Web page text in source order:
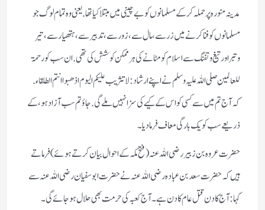
مدینہ منورہ پر حملہ کرکے مسلمانوں کو بے چینی میں مبتلا کیا تھا. یعنی وہ تمام لوگ جو
مسلمانوں کو فنا کرنے میں زر سے، مال سے، زور سے، تدبیر سے، ہتھیار سے، تیر
وتبر اور تیغ و تفنگ سے اسلام کو مٹانے کی ہر ممکن کوشش کی تھی. ان سب کو رحمۃ
للعالمین صلی اللہ علیہ وسلم نے اپنے ارشاد: لا تثریب علیکم الیوم اذهبوا انتم الطلقاء.
کہ آج تم میں سے کسی کو اس کے کیے کی سزا نہیں ملے گی. جاؤ تم سب آزاد ہو، کے
ذریعے سب کو یک بارگی معاف فرمادیا۔
حضرت عروہ بن زبیر رضی اللہ عنہ (فتح مکہ کے احوال بیان کرتے ہوئے) فرماتے
ہیں کہ حضرت سعد بن عبادہ رضی اللہ عنہ نے حضرت ابو سفیان رضی اللہ عنہ سے
کہا: آج کا دن قتل عام کا دن ہے۔ آج کعبہ کی حرمت بھی حلال ہوجائے گی۔